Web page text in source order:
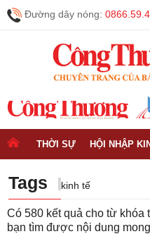
Đường dây nóng:
THỜI SỰ HỘI NHẬP
Tags kinh tế
Có 580 kết quả cho từ khóa
bạn tìm được nội dung